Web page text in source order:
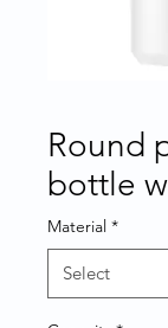
Round
bottle
Material *